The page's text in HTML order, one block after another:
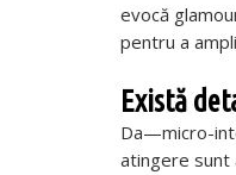
evocă
pentru a
Există
Da—micro-
atingere sunt